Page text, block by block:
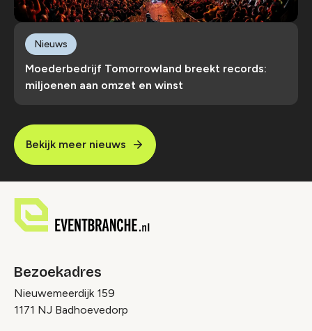
Moederbedrijf Tomorrowland breekt records:
miljoenen aan omzet en winst
Nieuws
Bekijk meer nieuws
Bezoekadres
Nieuwemeerdijk 159
1171 NJ Badhoevedorp